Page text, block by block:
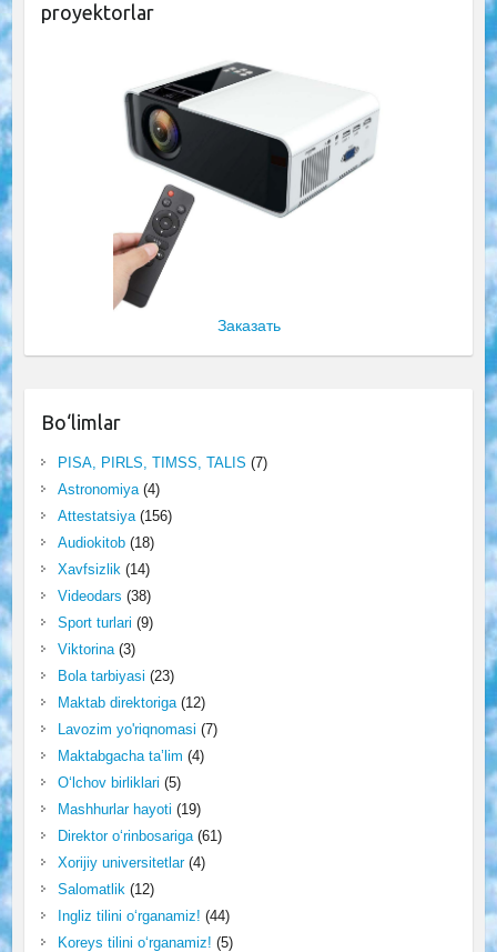
proyektorlar
Заказать
Bo‘limlar
PISA, PIRLS, TIMSS, TALIS (7)
Astronomiya(4)
Attestatsiya(156)
Audiokitob(18)
Xavfsizlik(14)
Videodars (38)
Sport turlari (9)
Viktorina(3)
Bola tarbiyasi (23)
Maktab direktoriga(12)
Lavozim yo'riqnomasi (7)
Maktabgacha ta’lim (4)
O‘lchov birliklari (5)
Mashhurlar hayoti (19)
Direktor o‘rinbosariga(61)
Xorijiy universitetlar(4)
Salomatlik(12)
Ingliz tilini o‘rganamiz! (44)
Koreys tilini o‘rganamiz! (5)